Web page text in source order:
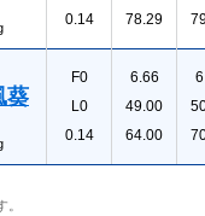
0.14
78.29
F0
L0
0.14
6.66
49.00
64.00